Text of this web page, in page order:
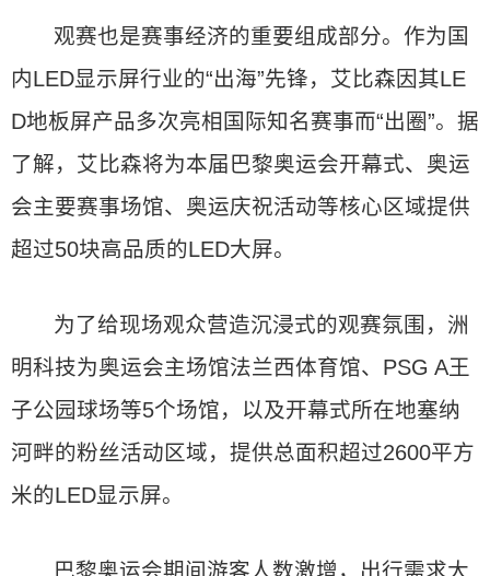
观赛也是赛事经济的重要组成部分。作为国
内LED显示屏行业的“出海”先锋，艾比森因其LE
D地板屏产品多次亮相国际知名赛事而“出圈”。据
了解，艾比森将为本届巴黎奥运会开幕式、奥运
会主要赛事场馆、奥运庆祝活动等核心区域提供
超过50块高品质的LED大屏。
为了给现场观众营造沉浸式的观赛氛围，洲
明科技为奥运会主场馆法兰西体育馆、PSG A王
子公园球场等5个场馆，以及开幕式所在地塞纳
河畔的粉丝活动区域，提供总面积超过2600平方
米的LED显示屏。
巴黎奥运会期间游客人数激增，出行需求大